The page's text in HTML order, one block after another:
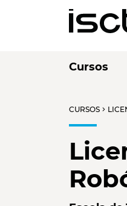
Cursos
CURSOS chevron_right